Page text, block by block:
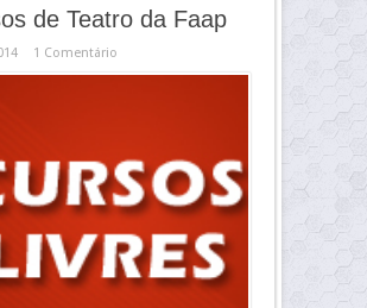
de Teatro da Faap
1 Comentário